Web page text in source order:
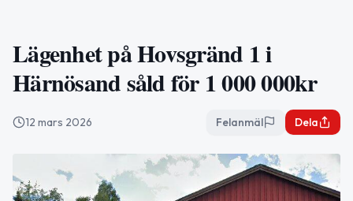
Lägenhet på Hovsgränd 1 i
Härnösand såld för 1 000 000kr
12 mars 2026 Felanmäl Dela